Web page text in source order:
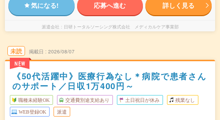
気になる! 応募へ進む 詳しく見る
派遣会社 日研トータルソーシング株式会社 メディカルケア事業部
未読
NEW
掲載日 2026/08/07
《50代活躍中》医療行為なし＊病院で患者さん
のサポート／日収1万400円～
職種未経験OK 交通費別途支給あり 土日祝日が休み 残業なし
WEB登録OK 派遣